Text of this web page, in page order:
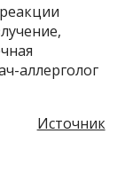
аллерголог
Источник